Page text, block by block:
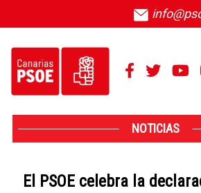
NOTICIAS
El PSOE celebra la